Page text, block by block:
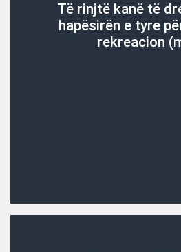
Të rinjtë kanë të
hapësirën e tyre
rekreacion